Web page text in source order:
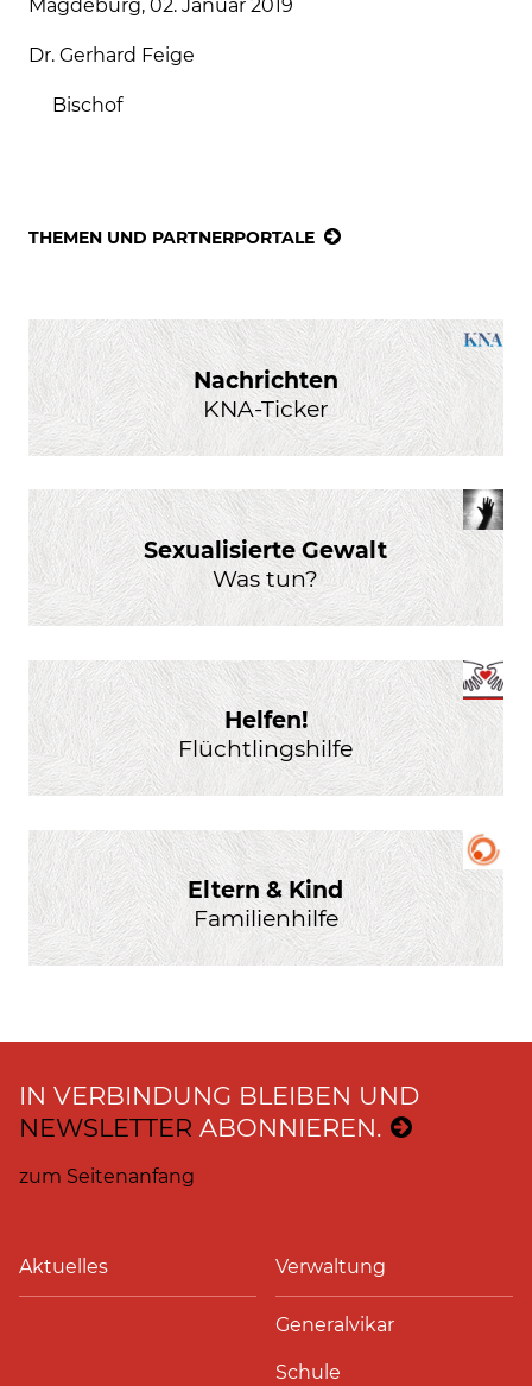
Magdeburg, 02. Januar 2019
Dr. Gerhard Feige
Bischof
THEMEN UND PARTNERPORTALE
Nachrichten
KNA-Ticker
Sexualisierte Gewalt
Was tun?
Helfen!
Flüchtlingshilfe
Eltern & Kind
Familienhilfe
IN VERBINDUNG BLEIBEN UND
NEWSLETTER ABONNIEREN.
zum Seitenanfang
Aktuelles Verwaltung
Generalvikar
Schule